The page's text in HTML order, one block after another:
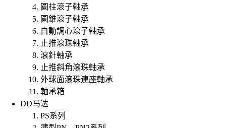
圓柱滾子軸承
圓錐滾子軸承
自動調心滾子軸承
止推滾珠軸承
滾針軸承
止推斜角滾珠軸承
外球面滾珠連座軸承
軸承箱
DD马达
PS系列